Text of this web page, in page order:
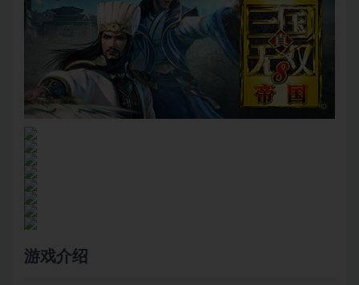
游戏介绍